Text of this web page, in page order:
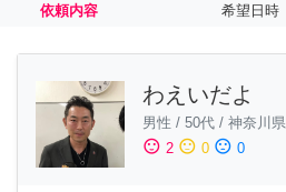
依頼内容 希望日時
わえいだよ
男性 / 50代 / 神奈川県
sentiment_satisfied 2 sentiment_neutral 0 sentiment_dissatisfied 0